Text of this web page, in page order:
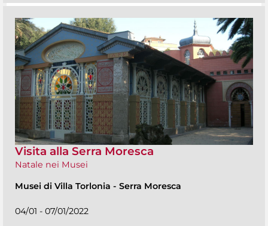
Visita alla Serra Moresca
Natale nei Musei
Musei di Villa Torlonia - Serra Moresca
04/01 - 07/01/2022